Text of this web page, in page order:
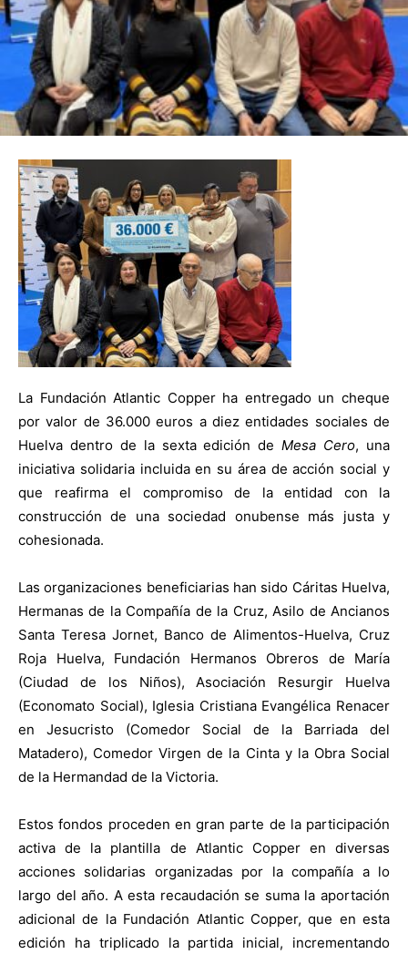
La Fundación Atlantic Copper ha entregado un cheque
por valor de 36.000 euros a diez entidades sociales de
Huelva dentro de la sexta edición deMesa Cero, una
iniciativa solidaria incluida en su área de acción social y
que reafirma el compromiso de la entidad con la
construcción de una sociedad onubense más justa y
cohesionada.
Las organizaciones beneficiarias han sido Cáritas Huelva,
Hermanas de la Compañía de la Cruz, Asilo de Ancianos
Santa Teresa Jornet, Banco de Alimentos-Huelva, Cruz
Roja Huelva, Fundación Hermanos Obreros de María
(Ciudad de los Niños), Asociación Resurgir Huelva
(Economato Social), Iglesia Cristiana Evangélica Renacer
en Jesucristo (Comedor Social de la Barriada del
Matadero), Comedor Virgen de la Cinta y la Obra Social
de la Hermandad de la Victoria.
Estos fondos proceden en gran parte de la participación
activa de la plantilla de Atlantic Copper en diversas
acciones solidarias organizadas por la compañía a lo
largo del año. A esta recaudación se suma la aportación
adicional de la Fundación Atlantic Copper, que en esta
edición ha triplicado la partida inicial, incrementando